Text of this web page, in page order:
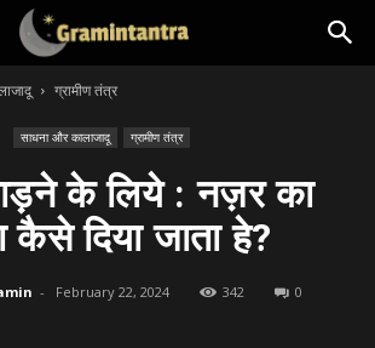
ग्रामीण तंत्र
साधना और कालाजादू ग्रामीण तंत्र
के लिये : नज़र का
कैसे दिया जाता हे?
- February 22, 2024 342 0